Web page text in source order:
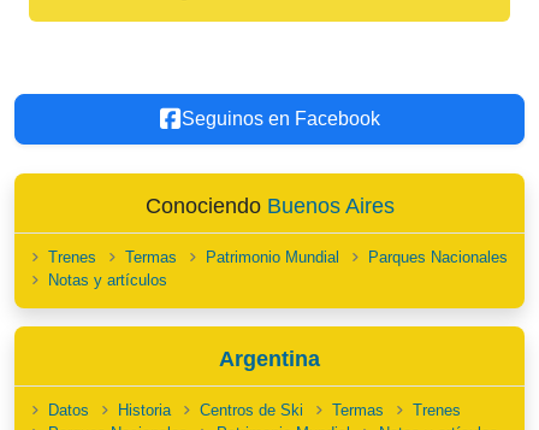
Seguinos en Facebook
Conociendo Buenos Aires
Trenes Termas Patrimonio Mundial
Parques Nacionales
Notas y artículos
Argentina
Datos Historia Centros de Ski Termas
Trenes